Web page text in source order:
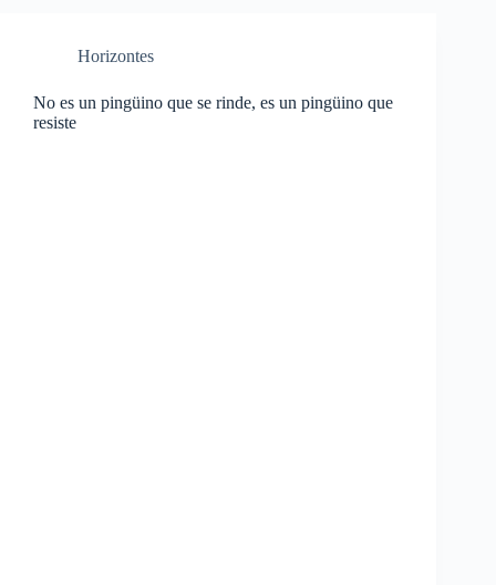
Horizontes
No es un pingüino que se rinde, es un pingüino que
resiste